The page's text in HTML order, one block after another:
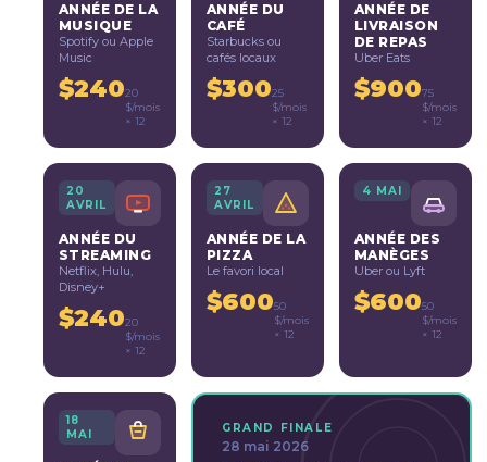
ANNÉE DE LA
MUSIQUE
Spotify ou Apple
Music
$24020
$/mois
× 12
ANNÉE DU
CAFÉ
Starbucks ou
cafés locaux
$30025
$/mois
× 12
ANNÉE DE
LIVRAISON
DE REPAS
Uber Eats
$90075
$/mois
× 12
20
AVRIL
ANNÉE DU
STREAMING
Netflix, Hulu,
Disney+
$24020
$/mois
× 12
27
AVRIL
ANNÉE DE LA
PIZZA
Le favori local
$60050
$/mois
× 12
4 MAI
ANNÉE DES
MANÈGES
Uber ou Lyft
$60050
$/mois
× 12
18
MAI
GRAND FINALE
28 mai 2026